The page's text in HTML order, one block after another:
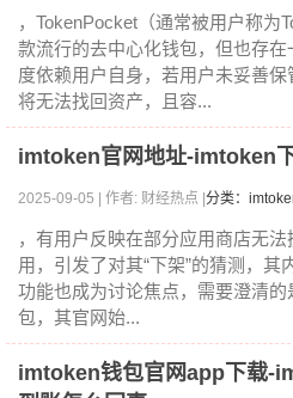
，TokenPocket（通常被用户称为
款流行的去中心化钱包，但也存
度依赖用户自身，若用户未妥善
将无法找回资产，且容...
imtoken官网地址-imtoken
2025-09-05 | 作者: 财经热点 | 分类：
，有用户反映在部分应用商店无
用，引发了对其“下架”的猜测，其
功能也成为讨论焦点，需要澄清
包，其官网始...
imtoken钱包官网app下载-